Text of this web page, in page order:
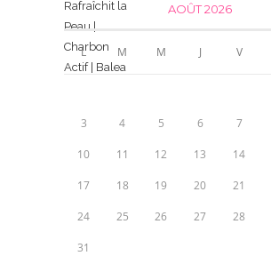
AOÛT 2026
L M M J V
3 4 5 6 7
10 11 12 13 14
17 18 19 20 21
24 25 26 27 28
31